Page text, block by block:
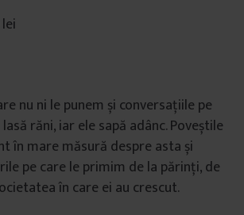
lei
nu ni le punem și conversațiile pe
răni, iar ele sapă adânc. Poveștile
în mare măsură despre asta și
pe care le primim de la părinți, de
în care ei au crescut.